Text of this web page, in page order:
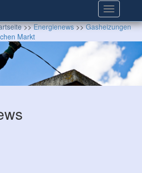
>>Energienews>>Gasheizungen
Markt